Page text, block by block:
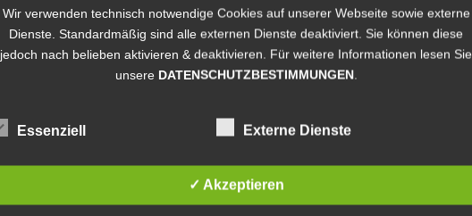
Wir verwenden technisch notwendige Cookies auf unserer Webseite sowie externe
Dienste. Standardmäßig sind alle externen Dienste deaktiviert. Sie können diese
jedoch nach belieben aktivieren & deaktivieren. Für weitere Informationen lesen Sie
unsere DATENSCHUTZBESTIMMUNGEN.
Essenziell Externe Dienste
✓ Akzeptieren